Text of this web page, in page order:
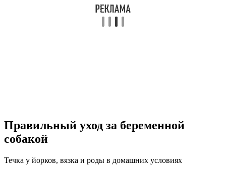
Правильный уход за беременной
собакой
Течка у йорков, вязка и роды в домашних условиях